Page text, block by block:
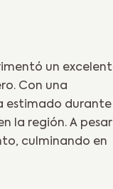
un
Con una
estimado durante
la región. A pesar
culminando en